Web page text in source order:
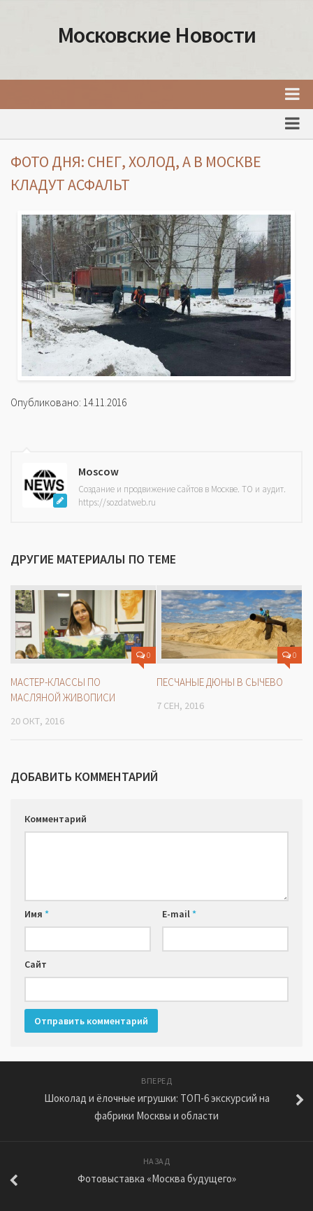
Московские Новости
События Москвы
Факты о Москве
Москва
Товары и услуги Москвы
ФОТО ДНЯ: СНЕГ, ХОЛОД, А В МОСКВЕ
КЛАДУТ АСФАЛЬТ
Опубликовано: 14.11.2016
Moscow
Создание и продвижение сайтов в Москве. ТО и аудит.
https://sozdatweb.ru
ДРУГИЕ МАТЕРИАЛЫ ПО ТЕМЕ
0
МАСТЕР-КЛАССЫ ПО
МАСЛЯНОЙ ЖИВОПИСИ
20 ОКТ, 2016
0
ПЕСЧАНЫЕ ДЮНЫ В СЫЧЕВО
7 СЕН, 2016
ДОБАВИТЬ КОММЕНТАРИЙ
Комментарий
Имя * E-mail*
Сайт
ВПЕРЕД
Шоколад и ёлочные игрушки: ТОП-6 экскурсий на
фабрики Москвы и области
НАЗАД
Фотовыставка «Москва будущего»